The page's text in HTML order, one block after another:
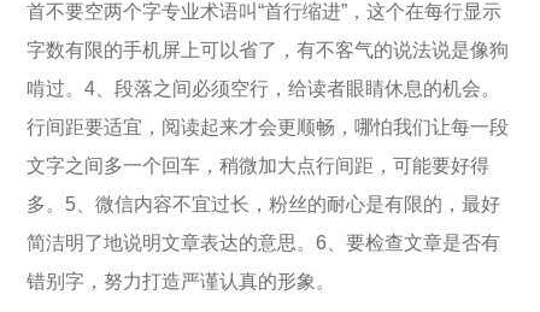
首不要空两个字专业术语叫“首行缩进”，这个在每行显示
字数有限的手机屏上可以省了，有不客气的说法说是像狗
啃过。4、段落之间必须空行，给读者眼睛休息的机会。
行间距要适宜，阅读起来才会更顺畅，哪怕我们让每一段
文字之间多一个回车，稍微加大点行间距，可能要好得
多。5、微信内容不宜过长，粉丝的耐心是有限的，最好
简洁明了地说明文章表达的意思。6、要检查文章是否有
错别字，努力打造严谨认真的形象。